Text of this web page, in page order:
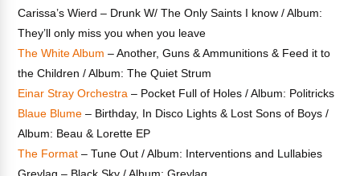
Carissa’s Wierd – Drunk W/ The Only Saints I know / Album:
They’ll only miss you when you leave
The White Album – Another, Guns & Ammunitions & Feed it to
the Children / Album: The Quiet Strum
Einar Stray Orchestra – Pocket Full of Holes / Album: Politricks
Blaue Blume – Birthday, In Disco Lights & Lost Sons of Boys /
Album: Beau & Lorette EP
The Format – Tune Out / Album: Interventions and Lullabies
Greylag – Black Sky / Album: Greylag